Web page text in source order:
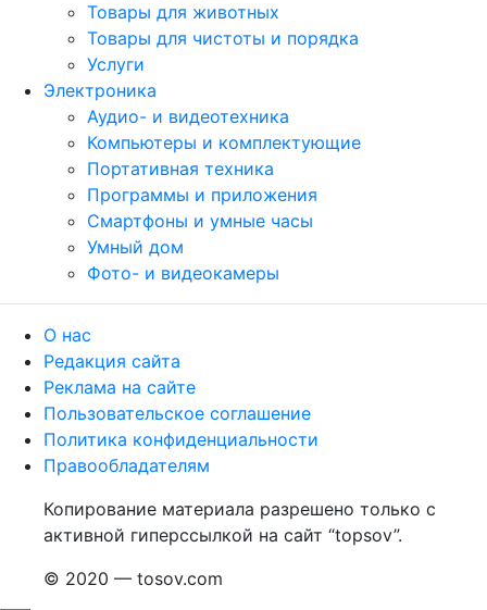
Товары для животных
Товары для чистоты и порядка
Услуги
Электроника
Аудио- и видеотехника
Компьютеры и комплектующие
Портативная техника
Программы и приложения
Смартфоны и умные часы
Умный дом
Фото- и видеокамеры
О нас
Редакция сайта
Реклама на сайте
Пользовательское соглашение
Политика конфиденциальности
Правообладателям
Копирование материала разрешено только с
активной гиперссылкой на сайт “topsov”.
© 2020 — tosov.com